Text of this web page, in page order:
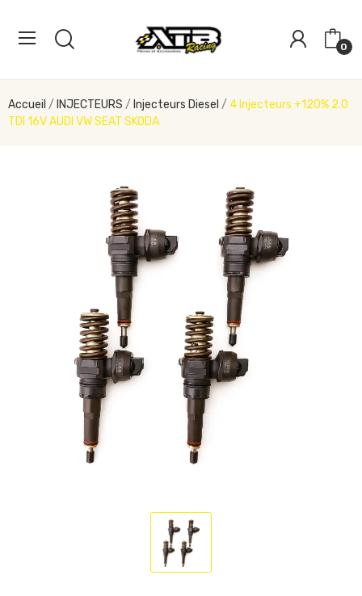
0
Accueil INJECTEURS Injecteurs Diesel
4 Injecteurs +120% 2.0
TDI 16V AUDI VW SEAT SKODA